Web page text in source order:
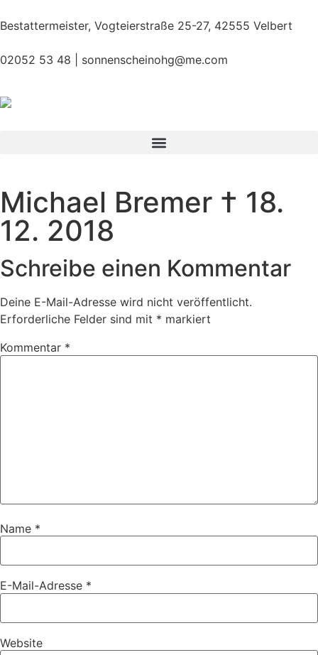
Bestattermeister, Vogteierstraße 25-27, 42555 Velbert
02052 53 48 | sonnenscheinohg@me.com
Michael Bremer † 18.
12. 2018
Schreibe einen Kommentar
Deine E-Mail-Adresse wird nicht veröffentlicht.
Erforderliche Felder sind mit * markiert
Kommentar *
Name *
E-Mail-Adresse *
Website